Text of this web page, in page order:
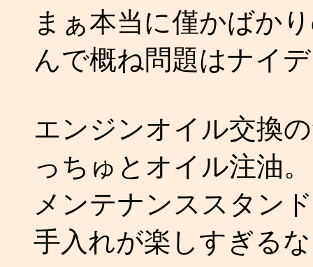
まぁ本当に僅かばか
んで概ね問題はナイ
エンジンオイル交換
っちゅとオイル注油。
メンテナンススタン
手入れが楽しすぎる